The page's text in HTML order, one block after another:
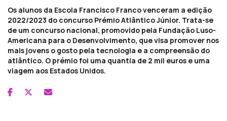
Os alunos da Escola Francisco Franco venceram a edição
2022/2023 do concurso Prémio Atlântico Júnior. Trata-se
de um concurso nacional, promovido pela Fundação Luso-
Americana para o Desenvolvimento, que visa promover nos
mais jovens o gosto pela tecnologia e a compreensão do
atlântico. O prémio foi uma quantia de 2 mil euros e uma
viagem aos Estados Unidos.